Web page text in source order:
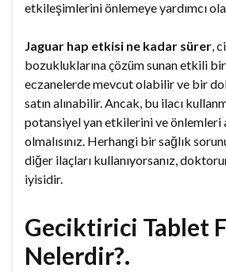
etkileşimlerini önlemeye yardımcı
Jaguar hap etkisi ne kadar sürer,
bozukluklarına çözüm sunan etkili bir
eczanelerde mevcut olabilir ve bir
satın alınabilir. Ancak, bu ilacı
potansiyel yan etkilerini ve önlemleri
olmalısınız. Herhangi bir sağlık
diğer ilaçları kullanıyorsanız,
iyisidir.
Geciktirici Tablet
Nelerdir?.